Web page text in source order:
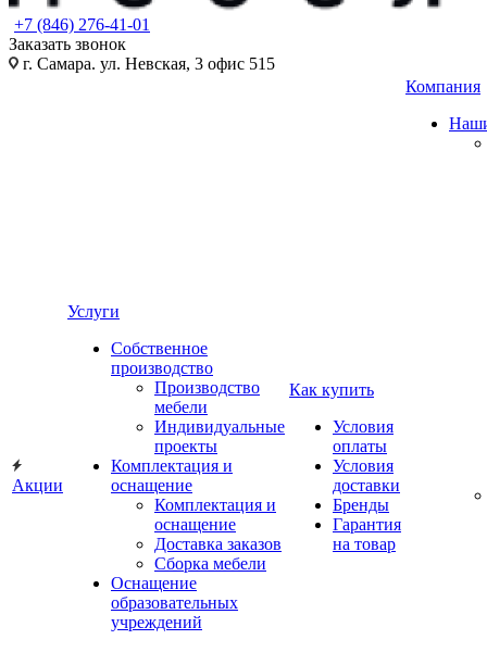
+7 (846) 276-41-01
Заказать звонок
г. Самара. ул. Невская, 3 офис 515
Акции
Услуги
Собственное
производство
Производство
мебели
Индивидуальные
проекты
Комплектация и
оснащение
Комплектация и
оснащение
Доставка заказов
Сборка мебели
Оснащение
образовательных
учреждений
Как купить
Условия
оплаты
Условия
доставки
Бренды
Гарантия
на товар
Компания